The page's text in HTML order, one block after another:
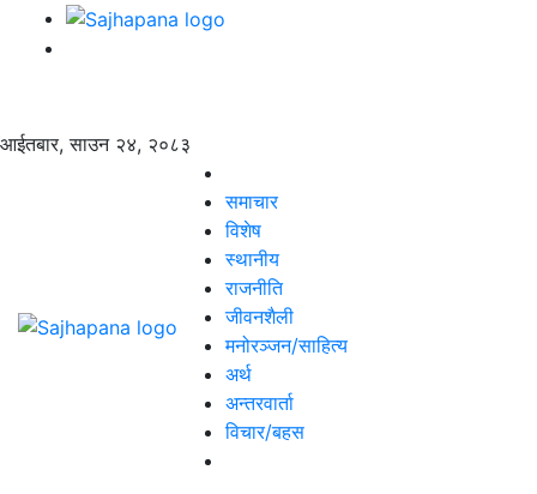
आईतबार, साउन २४, २०८३
समाचार
विशेष
स्थानीय
राजनीति
जीवनशैली
मनोरञ्जन/साहित्य
अर्थ
अन्तरवार्ता
विचार/बहस